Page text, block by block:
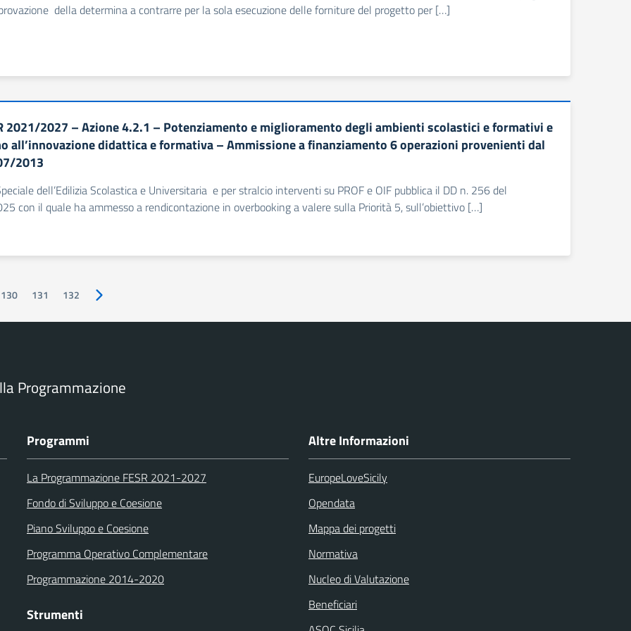
della determina a contrarre per la sola esecuzione delle forniture del progetto per […]
2021/2027 – Azione 4.2.1 – Potenziamento e miglioramento degli ambienti scolastici e formativi e
all’innovazione didattica e formativa – Ammissione a finanziamento 6 operazioni provenienti dal
2013
dell’Edilizia Scolastica e Universitaria e per stralcio interventi su PROF e OIF pubblica il DD n. 256 del
con il quale ha ammesso a rendicontazione in overbooking a valere sulla Priorità 5, sull’obiettivo […]
130 131 132 Pagina successiva
Programmazione
Programmi
La Programmazione FESR 2021-2027
Fondo di Sviluppo e Coesione
Piano Sviluppo e Coesione
Programma Operativo Complementare
Programmazione 2014-2020
Strumenti
Altre Informazioni
EuropeLoveSicily
Opendata
Mappa dei progetti
Normativa
Nucleo di Valutazione
Beneficiari